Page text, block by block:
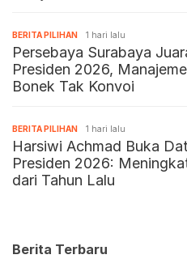
BERITA PILIHAN 1 hari lalu
Persebaya Surabaya
Presiden 2026,
Bonek Tak Konvoi
BERITA PILIHAN 1 hari lalu
Harsiwi Achmad Buka
Presiden 2026:
dari Tahun Lalu
Berita Terbaru